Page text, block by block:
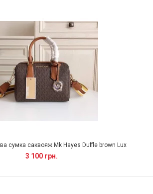
сумка саквояж Mk Hayes Duffle brown Lux
3 100 грн.